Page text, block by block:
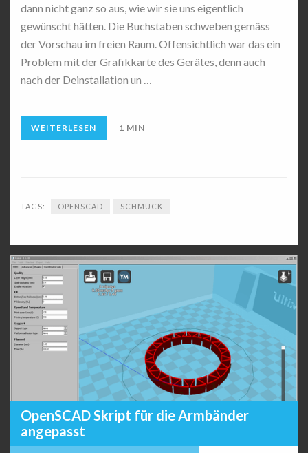
dann nicht ganz so aus, wie wir sie uns eigentlich
gewünscht hätten. Die Buchstaben schweben gemäss
der Vorschau im freien Raum. Offensichtlich war das ein
Problem mit der Grafikkarte des Gerätes, denn auch
nach der Deinstallation un …
WEITERLESEN 1 MIN
TAGS: OPENSCAD SCHMUCK
OpenSCAD Skript für die Armbänder
angepasst